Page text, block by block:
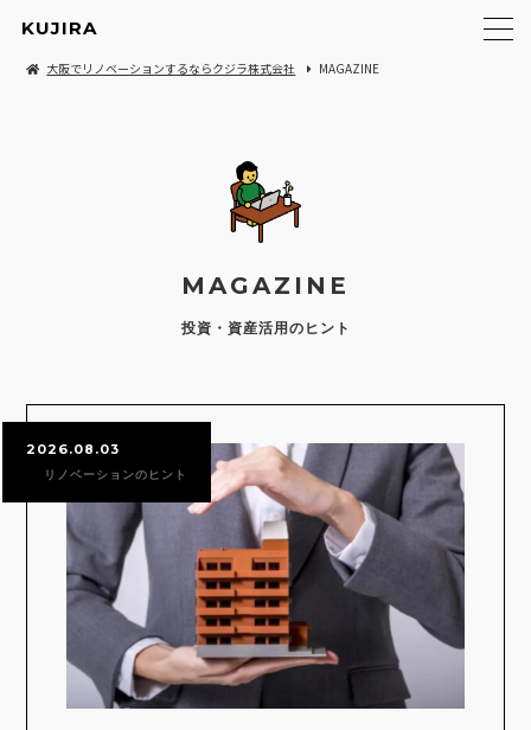
KUJIRA
大阪でリノベーションするならクジラ株式会社 MAGAZINE
MAGAZINE
投資・資産活用のヒント
2026.08.03
リノベーションのヒント